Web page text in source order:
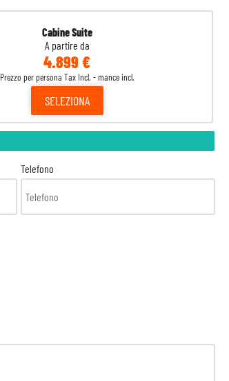
Cabine Suite
A partire da
4.899 €
Prezzo per persona Tax Incl. - mance incl.
SELEZIONA
Telefono